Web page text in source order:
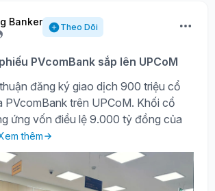
Banker Theo Dõi
PVcomBank sắp lên UPCoM
đăng ký giao dịch 900 triệu cổ
PVcomBank trên UPCoM. Khối cổ
ứng vốn điều lệ 9.000 tỷ đồng của
thêm